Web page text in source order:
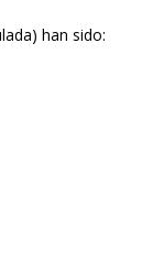
han sido: